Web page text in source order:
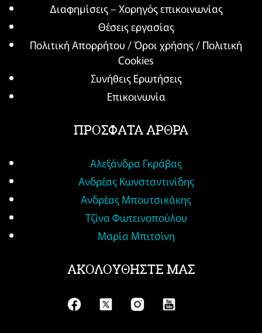
Διαφημίσεις – Χορηγός επικοινωνίας
Θέσεις εργασίας
Πολιτική Απορρήτου / Όροι χρήσης / Πολιτική
Cookies
Συνήθεις Ερωτήσεις
Επικοινωνία
ΠΡΟΣΦΑΤΑ ΑΡΘΡΑ
Αλεξάνδρα Γκράβας
Ανδρέας Κωνσταντινίδης
Ανδρέας Μπουτσικάκης
Τζίνα Φωτεινοπούλου
Μαρία Μπιτσίνη
ΑΚΟΛΟΥΘΗΣΤΕ ΜΑΣ